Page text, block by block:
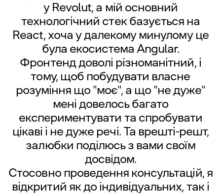
у Revolut, а мій основний
технологічний стек базується на
React, хоча у далекому минулому це
була екосистема Angular.
Фронтенд доволі різноманітний, і
тому, щоб побудувати власне
розуміння що "моє", а що "не дуже"
мені довелось багато
експериментувати та спробувати
цікаві і не дуже речі. Та врешті-решт,
залюбки поділюсь з вами своїм
досвідом.
Стосовно проведення консультацій, я
відкритий як до індивідуальних, так і